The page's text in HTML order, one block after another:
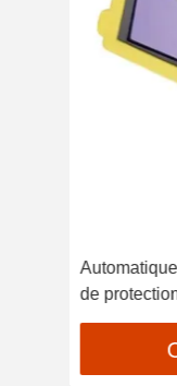
de
protection
lunettes